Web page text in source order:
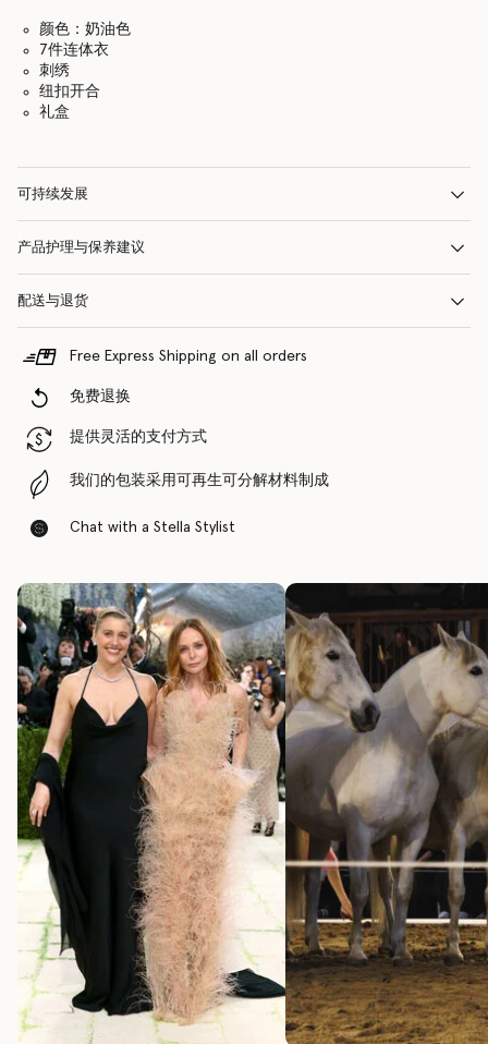
颜色：奶油色
7件连体衣
刺绣
纽扣开合
礼盒
可持续发展
产品护理与保养建议
配送与退货
Free Express Shipping on all orders
免费退换
提供灵活的支付方式
我们的包装采用可再生可分解材料制成
Chat with a Stella Stylist